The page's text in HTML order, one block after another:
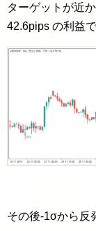
ターゲットが近
42.6pips の利益
その後-1σから反